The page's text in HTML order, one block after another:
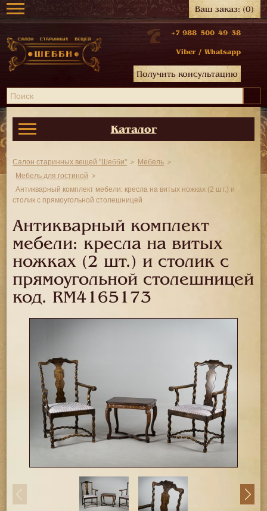
Ваш заказ:(0)
+7 988 500 49 38
Viber / Whatsapp
Получить консультацию
Каталог
Салон старинных вещей "Шебби"
Мебель
Мебель для гостиной
Антикварный комплект мебели: кресла на витых ножках (2 шт.) и
столик с прямоугольной столешницей
Антикварный комплект
мебели: кресла на витых
ножках (2 шт.) и столик с
прямоугольной столешницей
код. RM4165173